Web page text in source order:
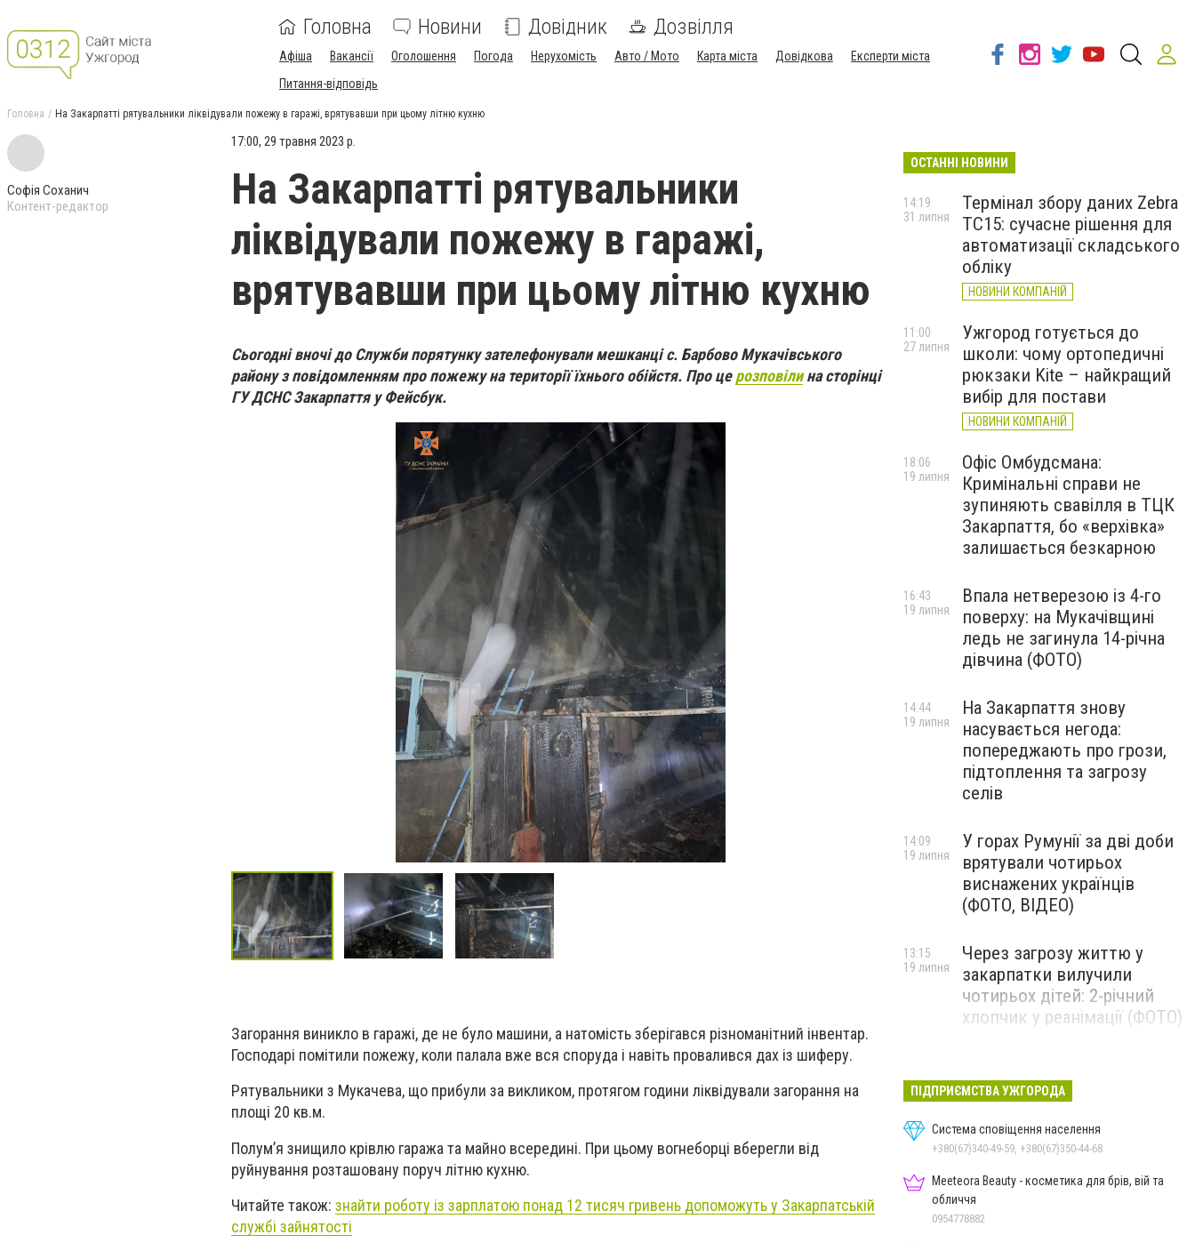
Головна Новини Довідник Дозвілля
Афіша Вакансії Оголошення Погода Нерухомість Авто / Мото Карта міста Довідкова
Експерти міста
Питання-відповідь
Головна На Закарпатті рятувальники ліквідували пожежу в гаражі, врятувавши при цьому літню кухню
Софія Соханич
Контент-редактор
17:00, 29 травня 2023 р.
На Закарпатті рятувальники
ліквідували пожежу в гаражі,
врятувавши при цьому літню кухню
Сьогодні вночі до Служби порятунку зателефонували мешканці с. Барбово Мукачівського
району з повідомленням про пожежу на території їхнього обійстя. Про церозповілина сторінці
ГУ ДСНС Закарпаття у Фейсбук.
Загорання виникло в гаражі, де не було машини, а натомість зберігався різноманітний інвентар.
Господарі помітили пожежу, коли палала вже вся споруда і навіть провалився дах із шиферу.
Рятувальники з Мукачева, що прибули за викликом, протягом години ліквідували загорання на
площі 20 кв.м.
Полум’я знищило крівлю гаража та майно всередині. При цьому вогнеборці вберегли від
руйнування розташовану поруч літню кухню.
Читайте також: знайти роботу із зарплатою понад 12 тисяч гривень допоможуть у Закарпатській
службі зайнятості
ОСТАННІ НОВИНИ
Термінал збору даних Zebra
TC15: сучасне рішення для
автоматизації складського
обліку
НОВИНИ КОМПАНІЙ
14:19
31 липня
Ужгород готується до
школи: чому ортопедичні
рюкзаки Kite – найкращий
вибір для постави
НОВИНИ КОМПАНІЙ
11:00
27 липня
Офіс Омбудсмана:
Кримінальні справи не
зупиняють свавілля в ТЦК
Закарпаття, бо «верхівка»
залишається безкарною
18:06
19 липня
Впала нетверезою із 4-го
поверху: на Мукачівщині
ледь не загинула 14-річна
дівчина (ФОТО)
16:43
19 липня
На Закарпаття знову
насувається негода:
попереджають про грози,
підтоплення та загрозу
селів
14:44
19 липня
У горах Румунії за дві доби
врятували чотирьох
виснажених українців
(ФОТО, ВІДЕО)
14:09
19 липня
Через загрозу життю у
закарпатки вилучили
чотирьох дітей: 2-річний
хлопчик у реанімації (ФОТО)
13:15
19 липня
полеглим захисником
Артемом Ромчаком
19 липня
ПІДПРИЄМСТВА УЖГОРОДА
Система сповіщення населення
+380(67)340-49-59, +380(67)350-44-68
Meeteora Beauty - косметика для брів, вій та
обличчя
0954778882